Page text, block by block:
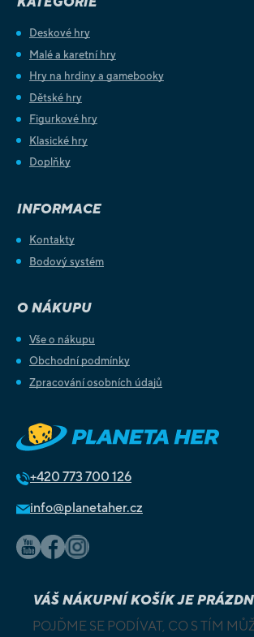
Deskové hry
Malé a karetní hry
Hry na hrdiny a gamebooky
Dětské hry
Figurkové hry
Klasické hry
Doplňky
INFORMACE
Kontakty
Bodový systém
O NÁKUPU
Vše o nákupu
Obchodní podmínky
Zpracování osobních údajů
+420 773 700 126
info@planetaher.cz
VÁŠ NÁKUPNÍ KOŠÍK JE
POJĎME SE PODÍVAT, CO S TÍM